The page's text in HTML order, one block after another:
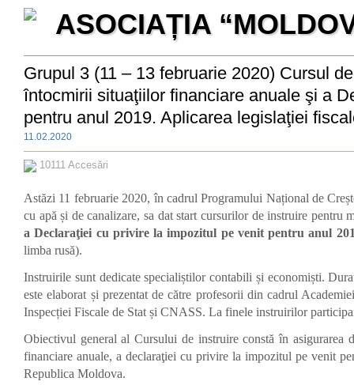
ASOCIAȚIA
Grupul 3 (11 – 13 februarie 2020) Cursul
întocmirii situaţiilor financiare anuale şi a
pentru anul 2019. Aplicarea legislaţiei
11.02.2020
10111 Accesări
Astăzi 11 februarie 2020, în cadrul Programului Național de
cu apă și de canalizare, sa dat start cursurilor de instruire pentru
a Declaraţiei cu privire la impozitul pe venit pentru anul
limba rusă).
Instruirile sunt dedicate specialiștilor contabili și economiști.
este elaborat și prezentat de către profesorii din cadrul
Inspecției Fiscale de Stat și CNASS. La finele instruirilor
Obiectivul general al Cursului de instruire constă în
financiare anuale, a declaraţiei cu privire la impozitul pe venit
Republica Moldova.